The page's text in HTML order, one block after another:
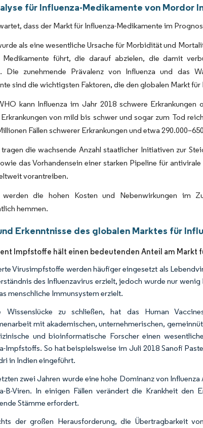
für Influenza-Medikamente von Mordor
dass der Markt für Influenza-Medikamente im
als eine wesentliche Ursache für Morbidität und
Medikamente führt, die darauf abzielen, die damit
Die zunehmende Prävalenz von Influenza und das
sind die wichtigsten Faktoren, die den globalen Markt
kann Influenza im Jahr 2018 schwere
von mild bis schwer und sogar zum Tod
Fällen schwerer Erkrankungen und etwa
die wachsende Anzahl staatlicher Initiativen zur
das Vorhandensein einer starken Pipeline für
vorantreiben.
werden die hohen Kosten und Nebenwirkungen im
hemmen.
Erkenntnisse des globalen Marktes für
Impfstoffe hält einen bedeutenden Anteil am Markt
Virusimpfstoffe werden häufiger eingesetzt als
des Influenzavirus erzielt, jedoch wurde nur
menschliche Immunsystem erzielt.
Wissenslücke zu schließen, hat das Human
mit akademischen, unternehmerischen,
und bioinformatische Forscher einen
Impfstoffs. So hat beispielsweise im Juli 2018 Sanofi
in Indien eingeführt.
zwei Jahren wurde eine hohe Dominanz von
B-Viren. In einigen Fällen verändert die Krankheit
Stämme erfordert.
der großen Herausforderung, die Übertragbarkeit